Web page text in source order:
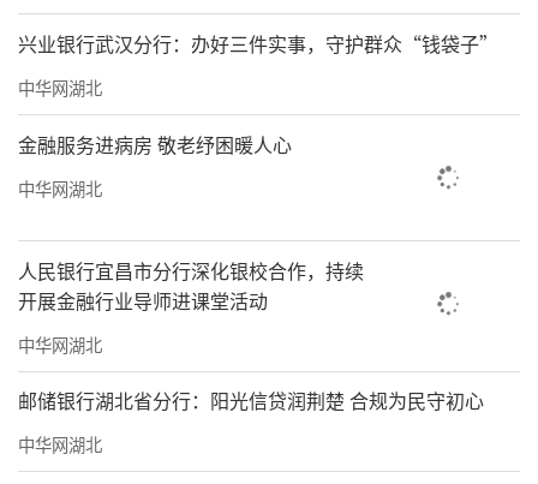
兴业银行武汉分行：办好三件实事，守护群众“钱袋子”
中华网湖北
金融服务进病房 敬老纾困暖人心
中华网湖北
人民银行宜昌市分行深化银校合作，持续
开展金融行业导师进课堂活动
中华网湖北
邮储银行湖北省分行：阳光信贷润荆楚 合规为民守初心
中华网湖北